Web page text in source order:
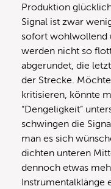
Produktion
Signal ist zwar
sofort wohlwollend
werden nicht so
abgerundet, die
der Strecke.
kritisieren, könnte
“Dengeligkeit”
schwingen die
man es sich
dichten unteren
dennoch etwas
Instrumentalklänge